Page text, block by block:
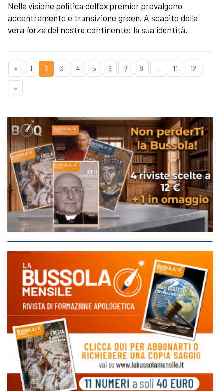
Nella visione politica dell'ex premier prevalgono
accentramento e transizione green. A scapito della
vera forza del nostro continente: la sua identità.
« 1 2 3 4 5 6 7 8 ... 11 12
»